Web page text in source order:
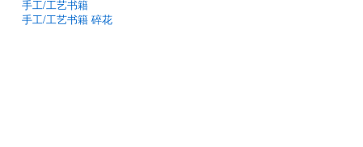
手工/工艺书籍
手工/工艺书籍 碎花